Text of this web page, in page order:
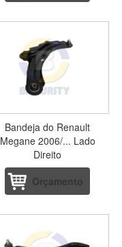
Bandeja do Renault
Megane 2006/... Lado
Direito
Orçamento